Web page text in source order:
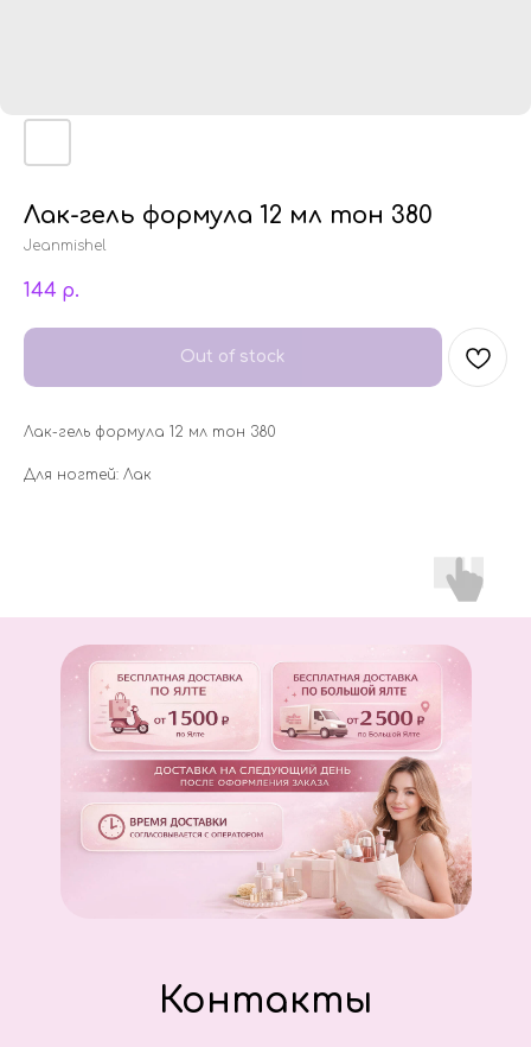
Лак-гель формула 12 мл тон 380
Jeanmishel
144 р.
Out of stock
Лак-гель формула 12 мл тон 380
Для ногтей: Лак
Контакты